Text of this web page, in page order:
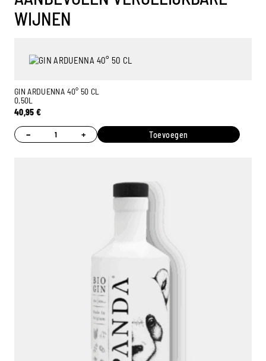
WIJNEN
GIN ARDUENNA 40° 50 CL
0,50L
40,95€
− + Toevoegen